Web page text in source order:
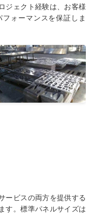
ジェクト経験は、お客様
ォーマンスを保証しま
ービスの両方を提供する
す。標準パネルサイズは